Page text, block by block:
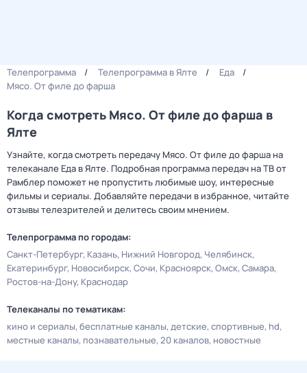
Телепрограмма Телепрограмма в Ялте
Еда
Мясо. От филе до фарша
Когда смотреть Мясо. От филе до фарша в
Ялте
Узнайте, когда смотреть передачу Мясо. От филе до фарша на
телеканале Еда в Ялте. Подробная программа передач на ТВ от
Рамблер поможет не пропустить любимые шоу, интересные
фильмы и сериалы. Добавляйте передачи в избранное, читайте
отзывы телезрителей и делитесь своим мнением.
Телепрограмма по городам:
Санкт-Петербург Казань Нижний Новгород Челябинск
Екатеринбург Новосибирск Сочи Красноярск Омск Самара
Ростов-на-Дону Краснодар
Телеканалы по тематикам:
кино и сериалы бесплатные каналы детские спортивные hd
местные каналы познавательные 20 каналов новостные